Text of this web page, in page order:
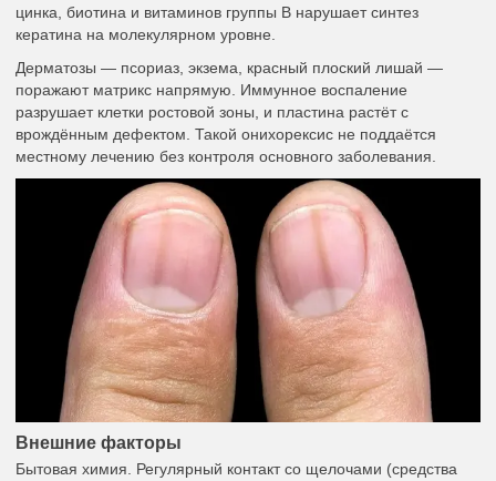
цинка, биотина и витаминов группы B нарушает синтез
кератина на молекулярном уровне.
Дерматозы — псориаз, экзема, красный плоский лишай —
поражают матрикс напрямую. Иммунное воспаление
разрушает клетки ростовой зоны, и пластина растёт с
врождённым дефектом. Такой онихорексис не поддаётся
местному лечению без контроля основного заболевания.
Внешние факторы
Бытовая химия. Регулярный контакт со щелочами (средства